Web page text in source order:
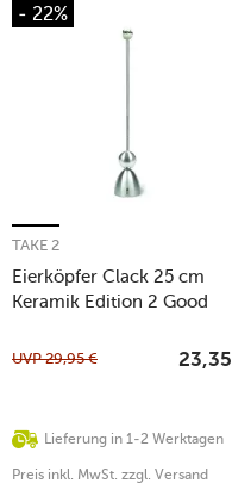
- 22%
Eierköpfer Clack 25 cm
Keramik Edition 2 Good
TAKE 2
Lieferung in 1-2 Werktagen
UVP29,95 € 23,35
Preis inkl. MwSt. zzgl. Versand